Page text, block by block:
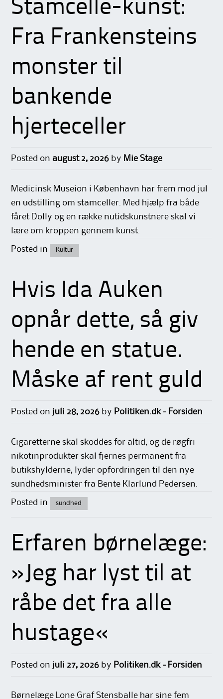
Stamcelle-kunst:
Fra Frankensteins
monster til
bankende
hjerteceller
Posted on august 2, 2026 by Mie Stage
Medicinsk Museion i København har frem mod jul
en udstilling om stamceller. Med hjælp fra både
fåret Dolly og en række nutidskunstnere skal vi
lære om kroppen gennem kunst.
Posted in Kultur
Hvis Ida Auken
opnår dette, så giv
hende en statue.
Måske af rent guld
Posted on juli 28, 2026 by Politiken.dk - Forsiden
Cigaretterne skal skoddes for altid, og de røgfri
nikotinprodukter skal fjernes permanent fra
butikshylderne, lyder opfordringen til den nye
sundhedsminister fra Bente Klarlund Pedersen.
Posted in sundhed
Erfaren børnelæge:
»Jeg har lyst til at
råbe det fra alle
hustage«
Posted on juli 27, 2026 by Politiken.dk - Forsiden
Børnelæge Lone Graf Stensballe har sine fem